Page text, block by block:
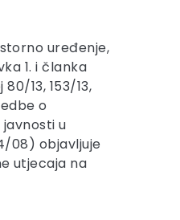
uređenje,
1. i članka
13, 153/13,
o
u
08) objavljuje
utjecaja na